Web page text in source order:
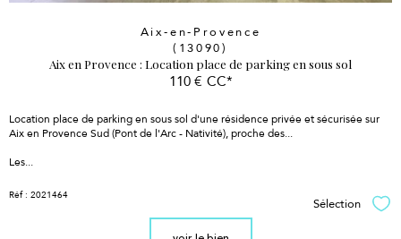
Aix-en-Provence
(13090)
Aix en Provence : Location place de parking en sous sol
110 € CC*
Location place de parking en sous sol d'une résidence privée et sécurisée sur
Aix en Provence Sud (Pont de l'Arc - Nativité), proche des...
Les...
Réf : 2021464
Sélection